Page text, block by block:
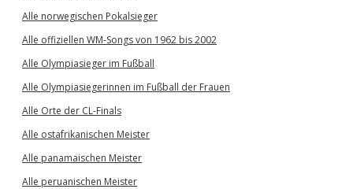
Alle norwegischen Pokalsieger
Alle offiziellen WM-Songs von 1962 bis 2002
Alle Olympiasieger im Fußball
Alle Olympiasiegerinnen im Fußball der Frauen
Alle Orte der CL-Finals
Alle ostafrikanischen Meister
Alle panamaischen Meister
Alle peruanischen Meister